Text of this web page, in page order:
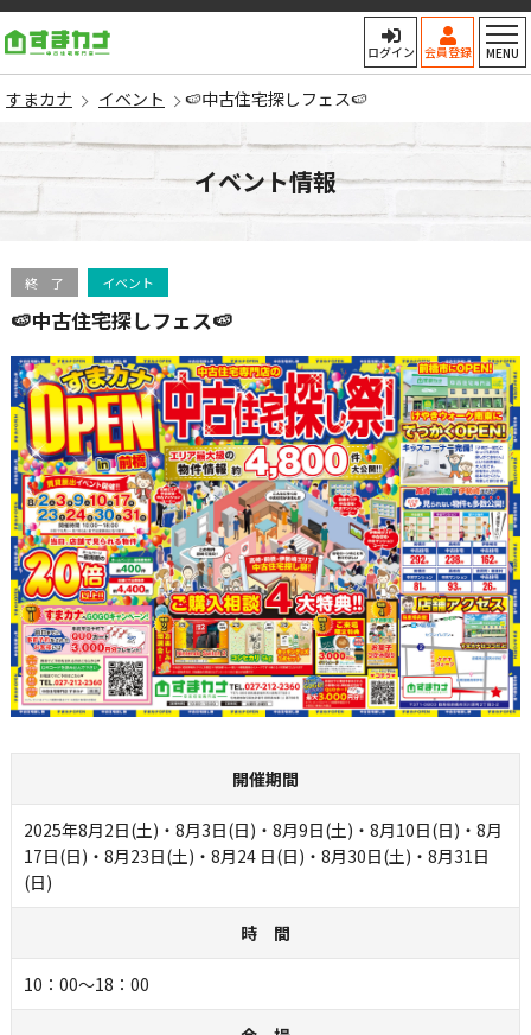
ログイン 会員登録 MENU
すまカナ イベント 🍉中古住宅探しフェス🍉
イベント情報
終 了 イベント
🍉中古住宅探しフェス🍉
開催期間
2025年8月2日(土)・8月3日(日)・8月9日(土)・8月10日(日)・8月
17日(日)・8月23日(土)・8月24 日(日)・8月30日(土)・8月31日
(日)
時 間
10：00～18：00